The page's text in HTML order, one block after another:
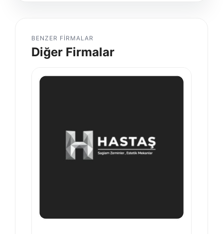
BENZER FIRMALAR
Diğer Firmalar